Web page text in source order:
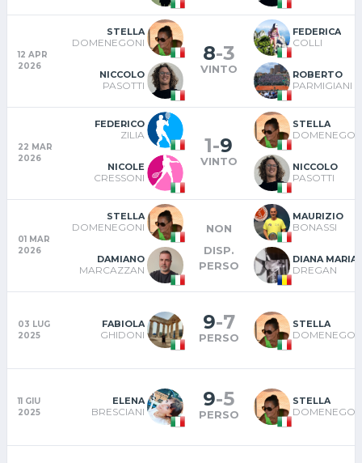
12 APR
2026
STELLA
DOMENEGONI
NICCOLO
PASOTTI
8-3
VINTO
FEDERICA
COLLI
ROBERTO
PARMIGIANI
22 MAR
2026
FEDERICO
ZILIA
NICOLE
CRESSONI
1-9
VINTO
STELLA
NICCOLO
PASOTTI
01 MAR
2026
STELLA
DOMENEGONI
DAMIANO
MARCAZZAN
NON
DISP.
PERSO
MAURIZIO
BONASSI
DIANA MARIA
DREGAN
03 LUG
2025
FABIOLA
GHIDONI
9-7
PERSO
STELLA
11 GIU
2025
ELENA
BRESCIANI
9-5
PERSO
STELLA